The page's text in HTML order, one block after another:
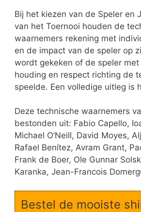
Bij het kiezen van de Speler en
van het Toernooi houden de
waarnemers rekening met
en de impact van de speler op
wordt gekeken of de speler met
houding en respect richting de
speelde. Een volledige uitleg is
Deze technische waarnemers
bestonden uit: Fabio Capello,
Michael O’Neill, David Moyes,
Rafael Benítez, Avram Grant,
Frank de Boer, Ole Gunnar
Karanka, Jean-Francois
Bestel de mooiste